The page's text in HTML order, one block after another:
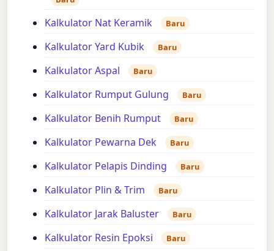
Kalkulator Nat Keramik Baru
Kalkulator Yard Kubik Baru
Kalkulator Aspal Baru
Kalkulator Rumput Gulung Baru
Kalkulator Benih Rumput Baru
Kalkulator Pewarna Dek Baru
Kalkulator Pelapis Dinding Baru
Kalkulator Plin & Trim Baru
Kalkulator Jarak Baluster Baru
Kalkulator Resin Epoksi Baru